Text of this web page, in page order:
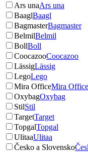
Ars unaArs una
BaaglBaagl
BagmasterBagmaster
BelmilBelmil
BollBoll
CoocazooCoocazoo
LässigLässig
LegoLego
Mira OfficeMira Office
OxybagOxybag
StilStil
TargetTarget
TopgalTopgal
UlitaaUlitaa
Česko a Slovensko